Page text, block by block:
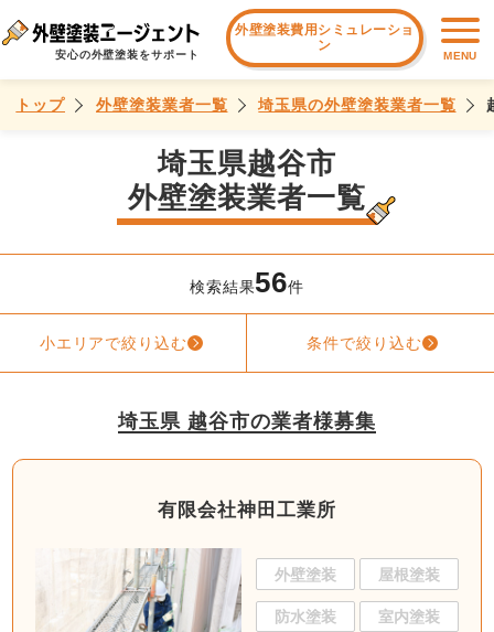
安心の外壁塗装をサポート
外壁塗装費用シミュレーショ
ン
MENU
トップ 外壁塗装業者一覧 埼玉県の外壁塗装業者一覧
埼玉県越谷市
外壁塗装業者一覧
検索結果56件
小エリアで絞り込む 条件で絞り込む
埼玉県 越谷市の業者様募集
有限会社神田工業所
外壁塗装 屋根塗装
防水塗装 室内塗装